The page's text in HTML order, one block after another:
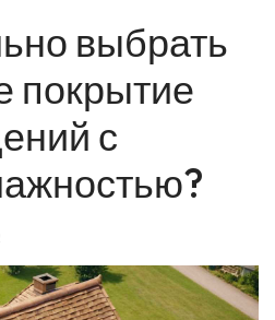
выбрать
покрытие
с